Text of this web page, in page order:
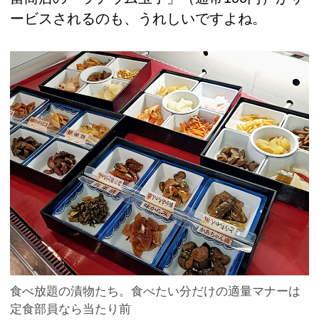
ービスされるのも、うれしいですよね。
食べ放題の漬物たち。食べたい分だけの適量マナーは
定食部員なら当たり前